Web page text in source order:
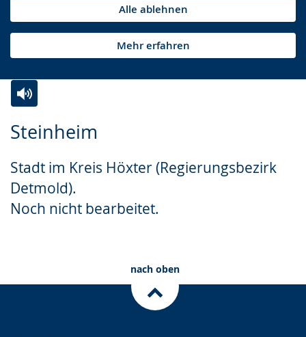
Alle ablehnen
Mehr erfahren
Steinheim
Stadt im Kreis Höxter (Regierungsbezirk
Detmold).
Noch nicht bearbeitet.
Leichten
wechseln.
Audio-
Video
Deutscher
Gebärdensprache
wird
nach oben